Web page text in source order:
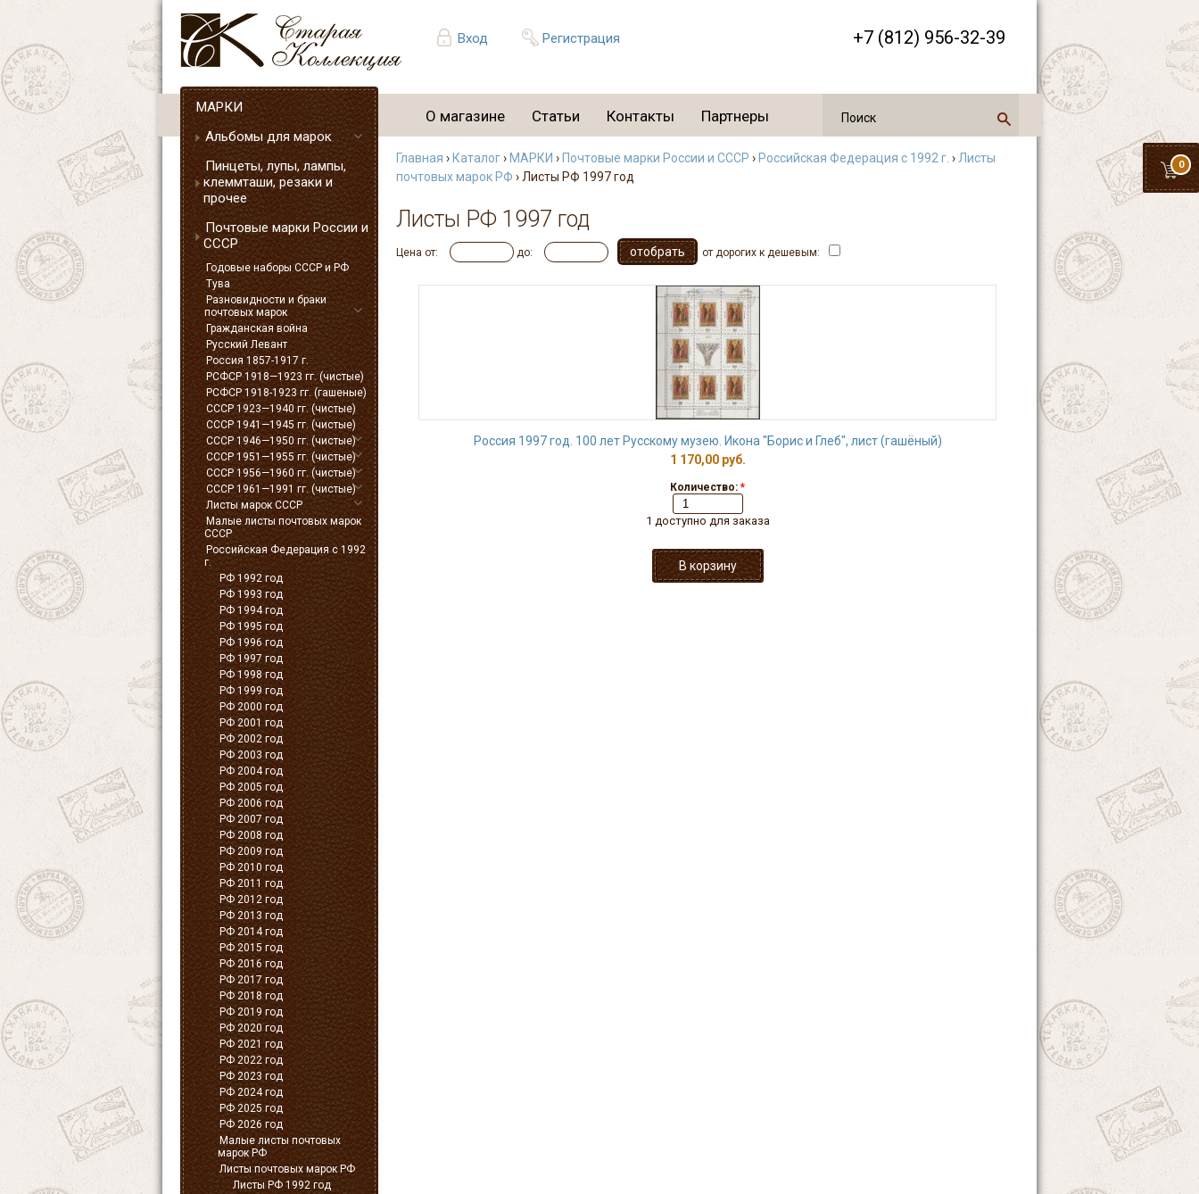
Вход Регистрация +7 (812) 956-32-39
0
О магазине Статьи Контакты Партнеры
МАРКИ
Альбомы для марок
Пинцеты, лупы, лампы,
клеммташи, резаки и
прочее
Почтовые марки России и
СССР
Годовые наборы СССР и РФ
Тува
Разновидности и браки
почтовых марок
Гражданская война
Русский Левант
Россия 1857-1917 г.
РСФСР 1918—1923 гг. (чистые)
РСФСР 1918-1923 гг. (гашеные)
СССР 1923—1940 гг. (чистые)
СССР 1941—1945 гг. (чистые)
СССР 1946—1950 гг. (чистые)
СССР 1951—1955 гг. (чистые)
СССР 1956—1960 гг. (чистые)
СССР 1961—1991 гг. (чистые)
Листы марок СССР
Малые листы почтовых марок
СССР
Российская Федерация с 1992
г.
РФ 1992 год
РФ 1993 год
РФ 1994 год
РФ 1995 год
РФ 1996 год
РФ 1997 год
РФ 1998 год
РФ 1999 год
РФ 2000 год
РФ 2001 год
РФ 2002 год
РФ 2003 год
РФ 2004 год
РФ 2005 год
РФ 2006 год
РФ 2007 год
РФ 2008 год
РФ 2009 год
РФ 2010 год
РФ 2011 год
РФ 2012 год
РФ 2013 год
РФ 2014 год
РФ 2015 год
РФ 2016 год
РФ 2017 год
РФ 2018 год
РФ 2019 год
РФ 2020 год
РФ 2021 год
РФ 2022 год
РФ 2023 год
РФ 2024 год
РФ 2025 год
РФ 2026 год
Малые листы почтовых
марок РФ
Листы почтовых марок РФ
Листы РФ 1992 год
Главная › Каталог› МАРКИ › Почтовые марки России и СССР › Российская Федерация с 1992 г. › Листы
почтовых марок РФ › Листы РФ 1997 год
Листы РФ 1997 год
Цена от: до: от дорогих к дешевым:
Россия 1997 год. 100 лет Русскому музею. Икона "Борис и Глеб", лист (гашёный)
1 170,00 руб.
Количество: *
1 доступно для заказа